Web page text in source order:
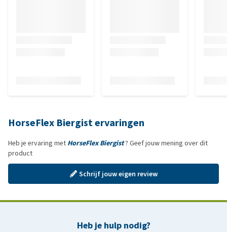
HorseFlex Biergist ervaringen
Heb je ervaring met HorseFlex Biergist? Geef jouw mening over dit
product
Schrijf jouw eigen review
Heb je hulp nodig?